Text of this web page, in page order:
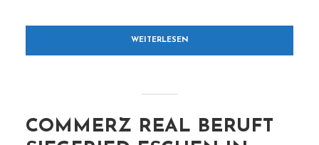
WEITERLESEN
COMMERZ REAL BERUFT